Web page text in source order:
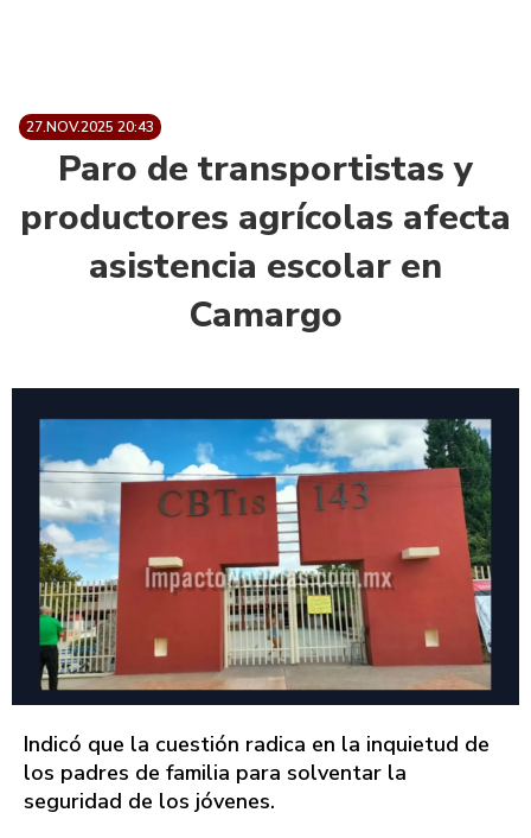
27.NOV.2025 20:43
Paro de transportistas y
productores agrícolas afecta
asistencia escolar en
Camargo
Indicó que la cuestión radica en la inquietud de
los padres de familia para solventar la
seguridad de los jóvenes.